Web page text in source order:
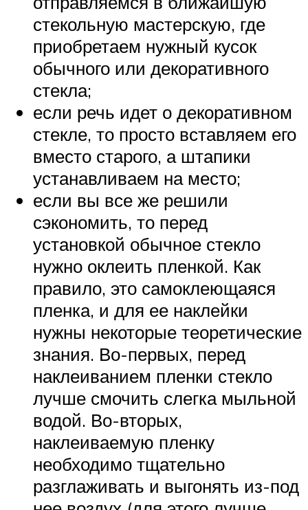
стекольную мастерскую, где
приобретаем нужный кусок
обычного или декоративного
стекла;
если речь идет о декоративном
стекле, то просто вставляем его
вместо старого, а штапики
устанавливаем на место;
если вы все же решили
сэкономить, то перед
установкой обычное стекло
нужно оклеить пленкой. Как
правило, это самоклеющаяся
пленка, и для ее наклейки
нужны некоторые теоретические
знания. Во-первых, перед
наклеиванием пленки стекло
лучше смочить слегка мыльной
водой. Во-вторых,
наклеиваемую пленку
необходимо тщательно
разглаживать и выгонять из-под